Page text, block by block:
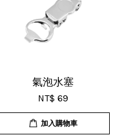
、寄出很快速很有
用品都會優先選購
氣泡水塞
NT$ 69
加入購物車